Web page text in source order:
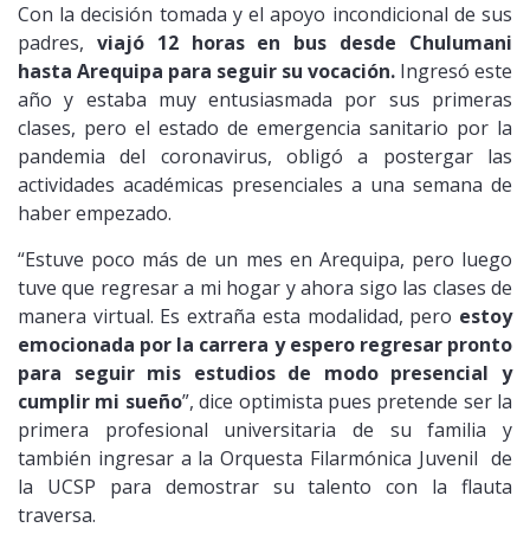
Con la decisión tomada y el apoyo incondicional de sus
padres, viajó 12 horas en bus desde Chulumani
hasta Arequipa para seguir su vocación. Ingresó este
año y estaba muy entusiasmada por sus primeras
clases, pero el estado de emergencia sanitario por la
pandemia del coronavirus, obligó a postergar las
actividades académicas presenciales a una semana de
haber empezado.
“Estuve poco más de un mes en Arequipa, pero luego
tuve que regresar a mi hogar y ahora sigo las clases de
manera virtual. Es extraña esta modalidad, pero estoy
emocionada por la carrera y espero regresar pronto
para seguir mis estudios de modo presencial y
cumplir mi sueño”, dice optimista pues pretende ser la
primera profesional universitaria de su familia y
también ingresar a la Orquesta Filarmónica Juvenil de
la UCSP para demostrar su talento con la flauta
traversa.